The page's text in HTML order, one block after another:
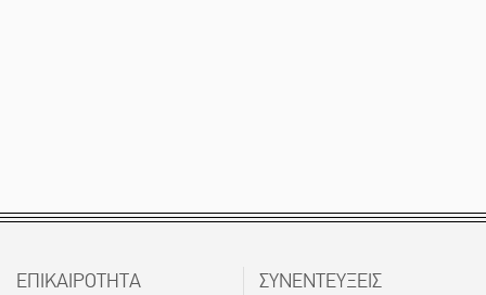
ΕΠΙΚΑΙΡΟΤΗΤΑ
ΣΥΝΕΝΤΕΥΞΕΙΣ